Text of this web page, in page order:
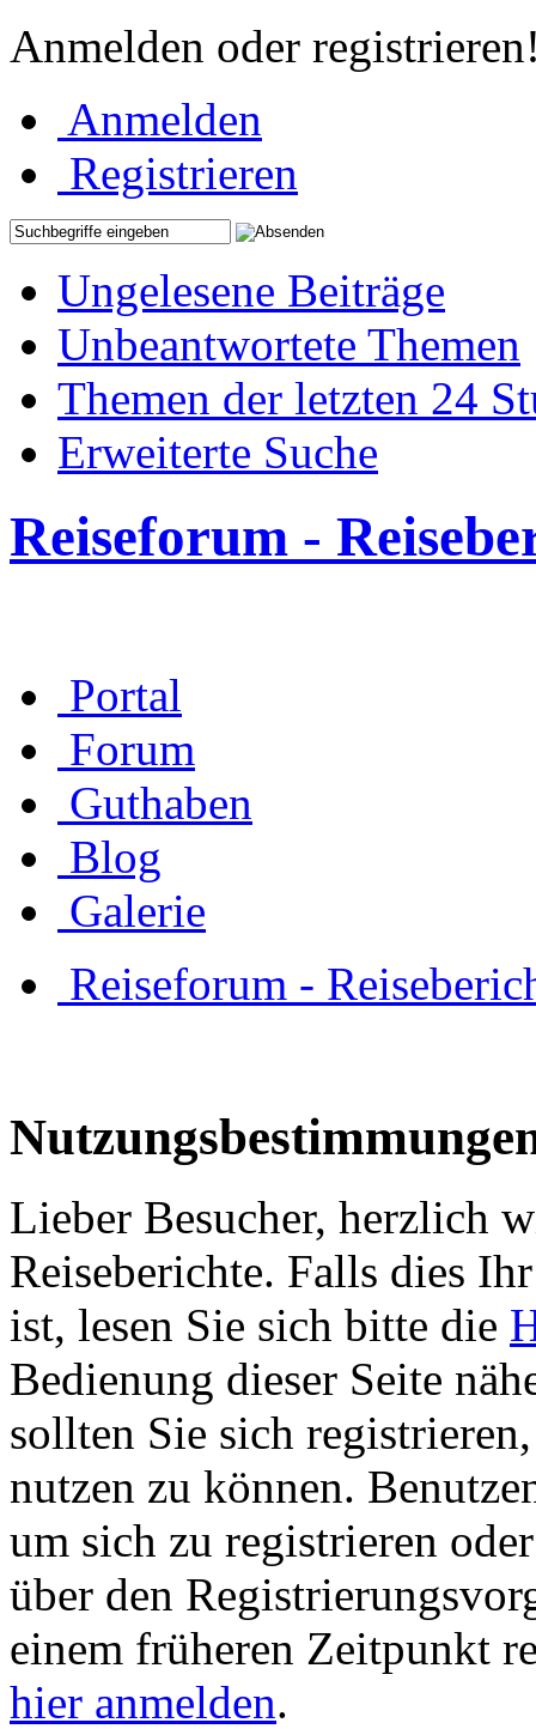
Anmelden oder
Anmelden
Registrieren
Ungelesene Beiträge
Unbeantwortete Themen
Themen der letzten 24
Erweiterte Suche
Reiseforum -
Portal
Forum
Guthaben
Blog
Galerie
Reiseforum -
Lieber Besucher, herzlich
Reiseberichte. Falls dies
ist, lesen Sie sich bitte die
Bedienung dieser Seite
sollten Sie sich
nutzen zu können.
um sich zu registrieren
über den
einem früheren Zeitpunkt
hier anmelden.